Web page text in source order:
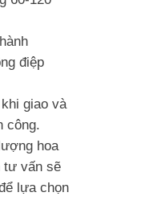
điệp
giao và
công.
hoa
tư vấn sẽ
lựa chọn